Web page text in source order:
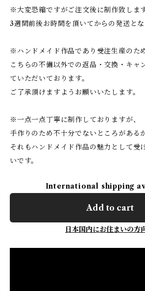
※大変恐縮ですがご注文後に制作致します
3週間前後お時間を頂いてからの発送とな
※ハンドメイド作品であり受注生産のため
こちらの不備以外での返品・交換・キャ
ていただいております。
ご了承頂けますようお願いいたします。
※一点一点丁寧に制作しておりますが、
手作りのため不十分でないところがある
それもハンドメイド作品の魅力として受
いです。
International shipping
Add to cart
日本国内にお住まいの方